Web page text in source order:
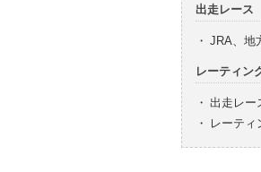
出走レース
・ JRA、地
レーティン
・ 出走レー
・
レーティ